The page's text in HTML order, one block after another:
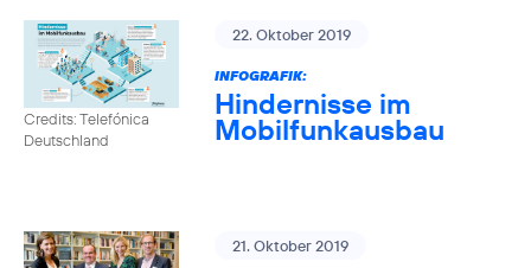
Credits: Telefónica
Deutschland
22. Oktober 2019
INFOGRAFIK:
Hindernisse im
Mobilfunkausbau
21. Oktober 2019